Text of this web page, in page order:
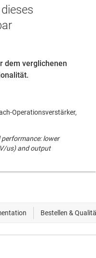
dem verglichenen
Operationsverstärker,
lower
us) and output